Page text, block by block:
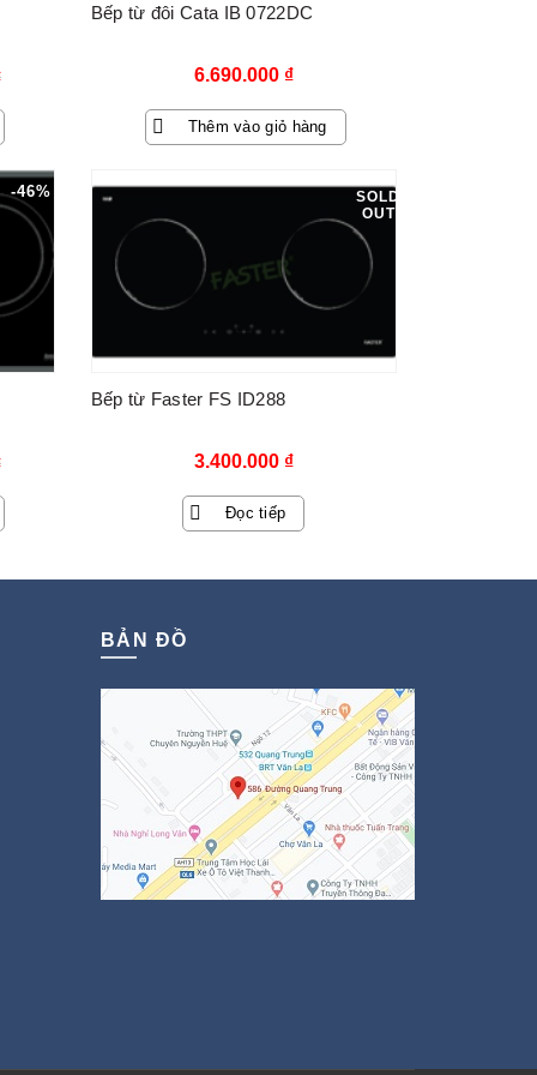
Bếp từ đôi Cata IB 0722DC
6.690.000 ₫
Thêm vào giỏ hàng
-46%
SOLD
OUT
Bếp từ Faster FS ID288
3.400.000 ₫
Đọc tiếp
BẢN ĐỒ